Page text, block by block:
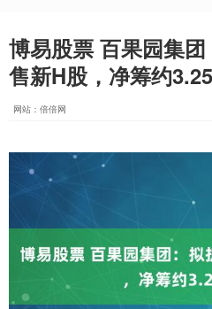
博易股票 百果园集
售新H股，净筹约
网站：倍倍网